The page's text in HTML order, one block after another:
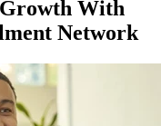
With
Network